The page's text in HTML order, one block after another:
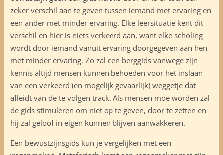
zeker verschil aan te geven tussen iemand met ervaring en
een ander met minder ervaring. Elke leersituatie kent dit
verschil en hier is niets verkeerd aan, want elke scholing
wordt door iemand vanuit ervaring doorgegeven aan hen
met minder ervaring. Zo zal een berggids vanwege zijn
kennis altijd mensen kunnen behoeden voor het inslaan
van een verkeerd (en mogelijk gevaarlijk) weggetje dat
afleidt van de te volgen track. Als mensen moe worden zal
de gids stimuleren om niet op te geven, door te zetten en
hij zal geloof in eigen kunnen blijven aanwakkeren.
Een bewustzijnsgids kun je vergelijken met een